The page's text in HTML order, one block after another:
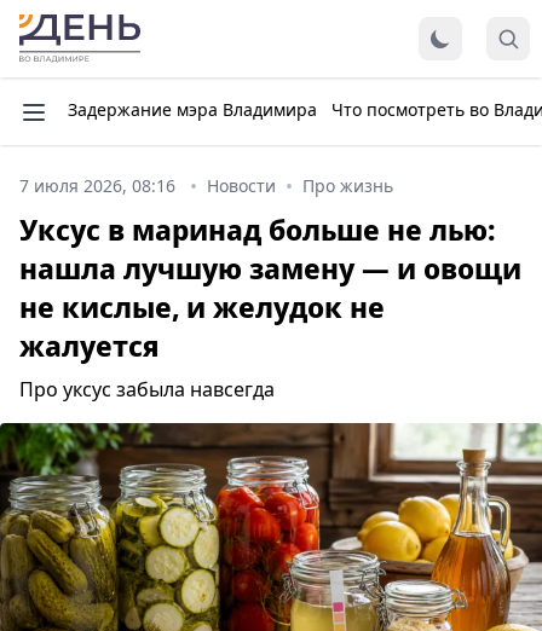
Задержание мэра Владимира Что посмотреть во
7 июля 2026, 08:16 Новости Про жизнь
Уксус в маринад больше не лью:
нашла лучшую замену — и овощи
не кислые, и желудок не
жалуется
Про уксус забыла навсегда